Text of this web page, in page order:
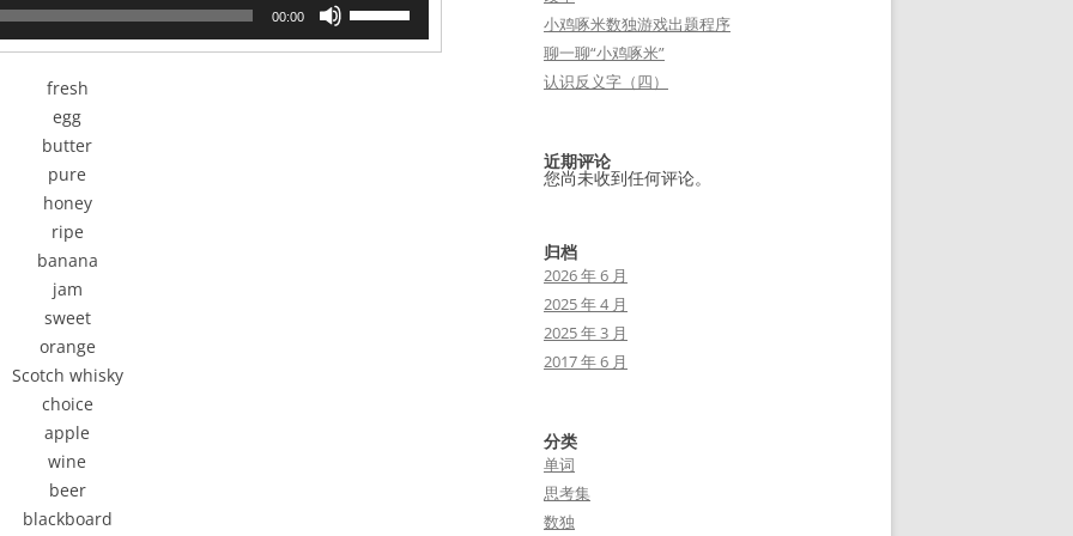
00:00
上
fresh
egg
butter
pure
honey
ripe
banana
jam
sweet
orange
Scotch whisky
choice
apple
wine
beer
blackboard
小鸡啄米数独游戏出题程序
聊一聊“小鸡啄米”
认识反义字（四）
近期评论
您尚未收到任何评论。
归档
2026 年 6 月
2025 年 4 月
2025 年 3 月
2017 年 6 月
分类
单词
思考集
数独